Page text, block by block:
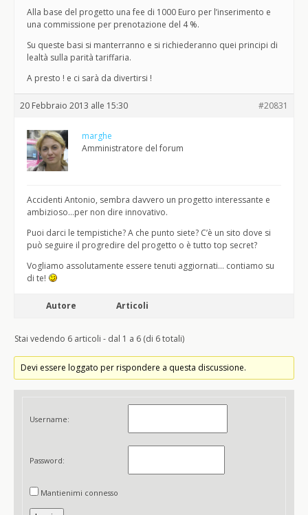
Alla base del progetto una fee di 1000 Euro per l’inserimento e
una commissione per prenotazione del 4 %.
Su queste basi si manterranno e si richiederanno quei principi di
lealtà sulla parità tariffaria.
A presto ! e ci sarà da divertirsi !
20 Febbraio 2013 alle 15:30 #20831
marghe
Amministratore del forum
Accidenti Antonio, sembra davvero un progetto interessante e
ambizioso…per non dire innovativo.
Puoi darci le tempistiche? A che punto siete? C’è un sito dove si
può seguire il progredire del progetto o è tutto top secret?
Vogliamo assolutamente essere tenuti aggiornati… contiamo su
di te!
Autore Articoli
Stai vedendo 6 articoli - dal 1 a 6 (di 6 totali)
Devi essere loggato per rispondere a questa discussione.
Username:
Password:
Mantienimi connesso